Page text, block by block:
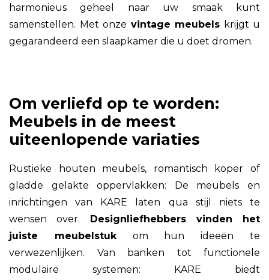
harmonieus geheel naar uw smaak kunt
samenstellen. Met onze vintage meubels krijgt u
gegarandeerd een slaapkamer die u doet dromen.
Om verliefd op te worden:
Meubels in de meest
uiteenlopende variaties
Rustieke houten meubels, romantisch koper of
gladde gelakte oppervlakken: De meubels en
inrichtingen van KARE laten qua stijl niets te
wensen over. Designliefhebbers vinden het
juiste meubelstukom hun ideeën te
verwezenlijken. Van banken tot functionele
modulaire systemen: KARE biedt